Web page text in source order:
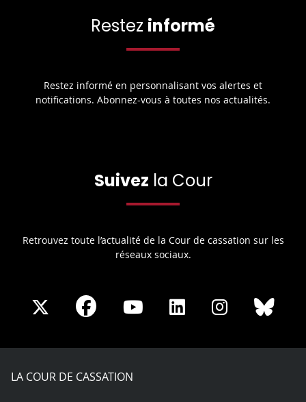
Restez informé
Restez informé en personnalisant vos alertes et
notifications. Abonnez-vous à toutes nos actualités.
Suivez la Cour
Retrouvez toute l’actualité de la Cour de cassation sur les
réseaux sociaux.
Share
X
Share
Facebook
Share
Youtube
Share
LinkedIn
Share
Instagram
LA COUR DE CASSATION